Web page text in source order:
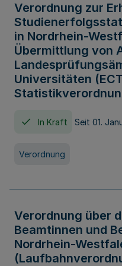
Verordnung zur
in Nordrhein-
Übermittlung von
Universitäten
In Kraft Seit 01.
Verordnung
Verordnung über
Beamtinnen und
Nordrhein-